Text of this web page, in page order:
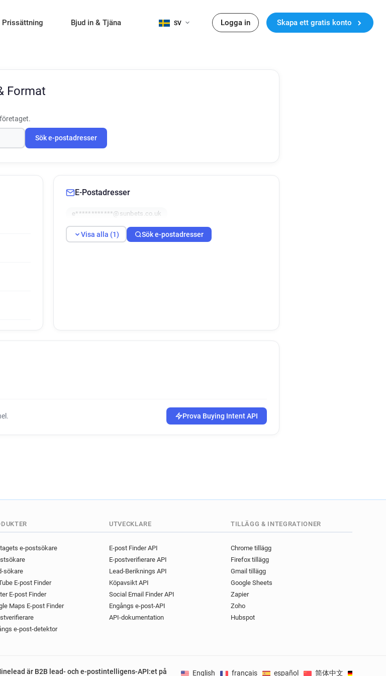
Prissättning Bjud in & Tjäna SV Logga in Skapa ett gratis konto
Format
Sök e-postadresser
E-Postadresser
e************@sunbets.co.uk
Visa alla (1) Sök e-postadresser
Prova Buying Intent API
e-postsökare
sökare
E-post Finder
E-post Finder
Maps E-post Finder
e-post-detektor
UTVECKLARE
E-post Finder API
E-postverifierare API
Lead-Beriknings API
Köpavsikt API
Social Email Finder API
Engångs e-post-API
API-dokumentation
TILLÄGG & INTEGRATIONER
Chrome tillägg
Firefox tillägg
Gmail tillägg
Google Sheets
Zapier
Zoho
Hubspot
är B2B lead- och e-postintelligens-API:et på
English français español 简体中文